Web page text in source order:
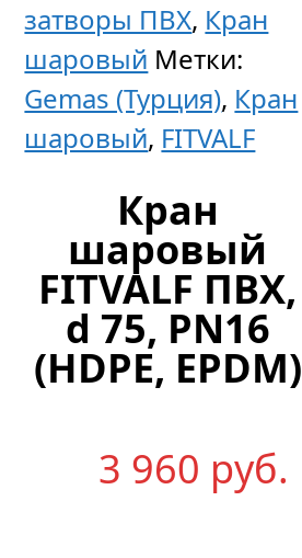
затворы ПВХ, Кран
шаровый Метки:
Gemas (Турция), Кран
шаровый, FITVALF
Кран
шаровый
FITVALF ПВХ,
d 75, PN16
(HDPE, EPDM)
3 960 руб.